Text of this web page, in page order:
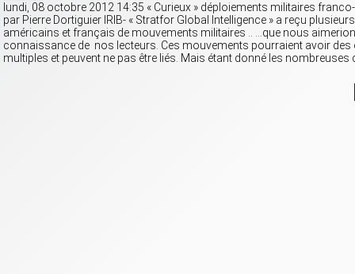
lundi, 08 octobre 2012 14:35 « Curieux » déploiements militaires
par Pierre Dortiguier IRIB- « Stratfor Global Intelligence » a reçu
américains et français de mouvements militaires .. …que nous
connaissance de nos lecteurs. Ces mouvements pourraient avoir des
multiples et peuvent ne pas être liés. Mais étant donné les nombreuses